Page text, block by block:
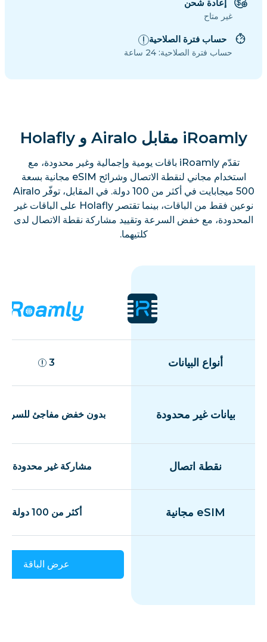
إعادة شحن
غير متاح
حساب فترة الصلاحية
حساب فترة الصلاحية: 24 ساعة
iRoamly مقابل Airalo و Holafly
تقدّم iRoamly باقات يومية وإجمالية وغير محدودة، مع
استخدام مجاني لنقطة الاتصال وشرائح eSIM مجانية بسعة
500 ميجابايت في أكثر من 100 دولة. في المقابل، توفّر Airalo
نوعين فقط من الباقات، بينما تقتصر Holafly على الباقات غير
المحدودة، مع خفض السرعة وتقييد مشاركة نقطة الاتصال لدى
كلتيهما.
أنواع البيانات 3
بيانات غير محدودة بدون خفض مفاجئ
نقطة اتصال مشاركة غير محدودة
eSIM مجانية أكثر من 100 دولة
عرض الباقة